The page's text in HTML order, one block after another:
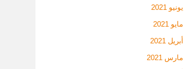
يونيو 2021
مايو 2021
أبريل 2021
مارس 2021